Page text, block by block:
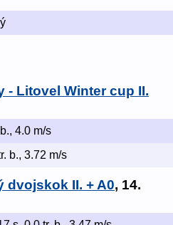
- Litovel Winter cup II.
4.0 m/s
b., 3.72 m/s
dvojskok II. + A0, 14.